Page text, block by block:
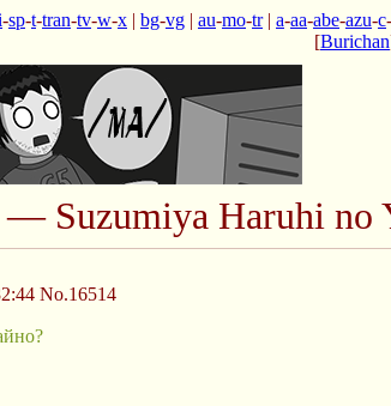
-sp-t-tran-tv-w-x | bg-vg | au-mo-tr| a-aa-abe-azu-c-
[Burichan
Suzumiya Haruhi no
No.16514